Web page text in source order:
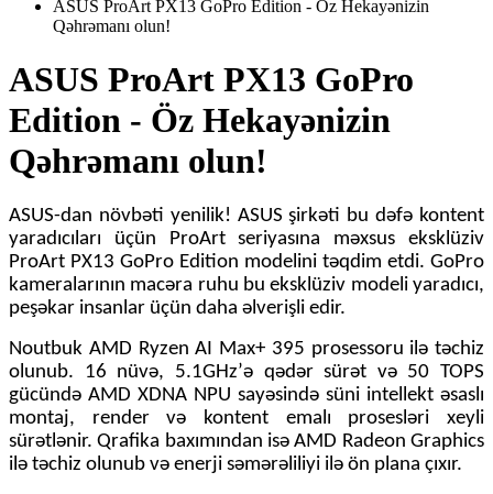
ASUS ProArt PX13 GoPro Edition - Öz Hekayənizin
Qəhrəmanı olun!
ASUS ProArt PX13 GoPro
Edition - Öz Hekayənizin
Qəhrəmanı olun!
ASUS-dan növbəti yenilik! ASUS şirkəti bu dəfə kontent
yaradıcıları üçün ProArt seriyasına məxsus eksklüziv
ProArt PX13 GoPro Edition modelini təqdim etdi. GoPro
kameralarının macəra ruhu bu eksklüziv modeli yaradıcı,
peşəkar insanlar üçün daha əlverişli edir.
Noutbuk AMD Ryzen AI Max+ 395 prosessoru ilə təchiz
olunub. 16 nüvə, 5.1GHz’ə qədər sürət və 50 TOPS
gücündə AMD XDNA NPU sayəsində süni intellekt əsaslı
montaj, render və kontent emalı prosesləri xeyli
sürətlənir. Qrafika baxımından isə AMD Radeon Graphics
ilə təchiz olunub və enerji səmərəliliyi ilə ön plana çıxır.